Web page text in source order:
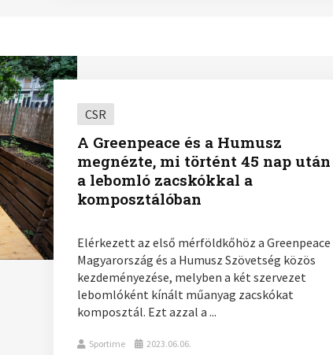
CSR
A Greenpeace és a Humusz
megnézte, mi történt 45 nap után
a lebomló zacskókkal a
komposztálóban
Elérkezett az első mérföldkőhöz a Greenpeace
Magyarország és a Humusz Szövetség közös
kezdeményezése, melyben a két szervezet
lebomlóként kínált műanyag zacskókat
komposztál. Ezt azzal a ...
Sportime 2023.06.06.